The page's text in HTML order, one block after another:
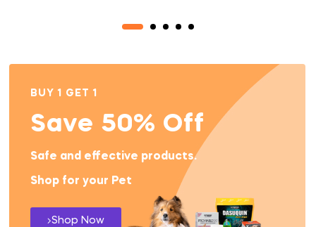
BUY 1 GET 1
Save 50% Off
Safe and effective products.
Shop for your Pet
Shop Now